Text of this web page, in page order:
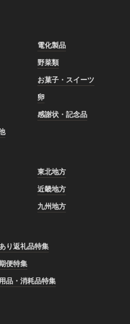
電化製品
野菜類
お菓子・スイーツ
卵
感謝状・記念品
東北地方
近畿地方
九州地方
り返礼品特集
便特集
品・消耗品特集